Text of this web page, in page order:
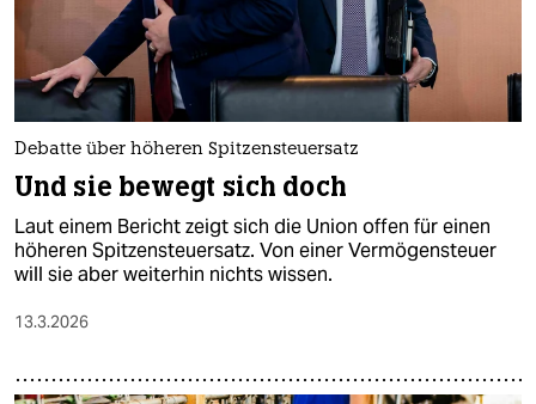
Debatte über höheren Spitzensteuersatz
Und sie bewegt sich doch
Laut einem Bericht zeigt sich die Union offen für einen
höheren Spitzensteuersatz. Von einer Vermögensteuer
will sie aber weiterhin nichts wissen.
13.3.2026